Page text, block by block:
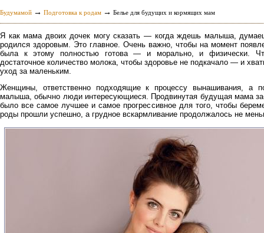
Будумамой → Подготовка к родам → Белье для будущих и кормящих мам
Я как мама двоих дочек могу сказать — когда ждешь малыша,
родился здоровым. Это главное. Очень важно, чтобы на момент
была к этому полностью готова — и морально, и физически.
достаточное количество молока, чтобы здоровье не подкачало — и
уход за маленьким.
Женщины, ответственно подходящие к процессу вынашивания, а
малыша, обычно люди интересующиеся. Продвинутая будущая мама
было все самое лучшее и самое прогрессивное для того, чтобы
роды прошли успешно, а грудное вскармливание продолжалось не